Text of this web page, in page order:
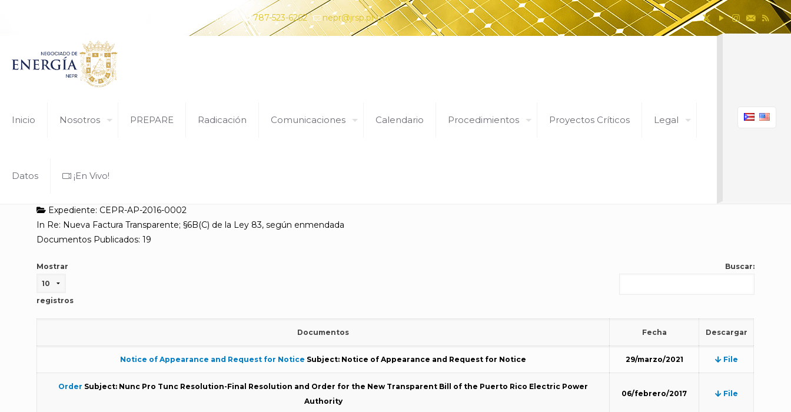
¿Tiene alguna pregunta? Comunícate con nosotros al 787-523-6262 nepr@jrsp.pr.gov
Inicio Nosotros PREPARE Radicación Comunicaciones Calendario Procedimientos Proyectos Críticos Legal
Datos ¡En Vivo!
Expediente: CEPR-AP-2016-0002
In Re: Nueva Factura Transparente; §6B(C) de la Ley 83, según enmendada
Documentos Publicados: 19
Mostrar
registros
Buscar:
Documentos Fecha Descargar
Notice of Appearance and Request for Notice Subject: Notice of Appearance and Request for Notice 29/marzo/2021 File
Order Subject: Nunc Pro Tunc Resolution-Final Resolution and Order for the New Transparent Bill of the Puerto Rico Electric Power
Authority
06/febrero/2017 File